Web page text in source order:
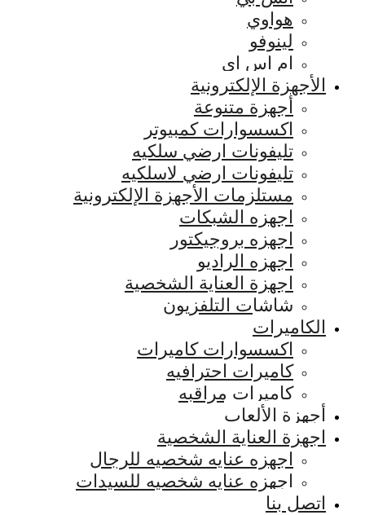
هواوي
لينوفو
ام اس اي
الأجهزة الإلكترونية
أجهزة متنوعة
اكسسوارات كمبيوتر
تليفونات ارضي سلكيه
تليفونات ارضي لاسلكيه
مستلزمات الأجهزة الإلكترونية
اجهزه الشبكات
اجهزه بروجيكتور
اجهزه الراديو
اجهزة العناية الشخصية
شاشات التلفزيون
الكاميرات
اكسسوارات كاميرات
كاميرات احترافيه
كاميرات مراقبه
أجهزة الألعاب
اجهزة العناية الشخصية
اجهزه عنايه شخصيه للرجال
اجهزه عنايه شخصيه للسيدات
اتصل بنا